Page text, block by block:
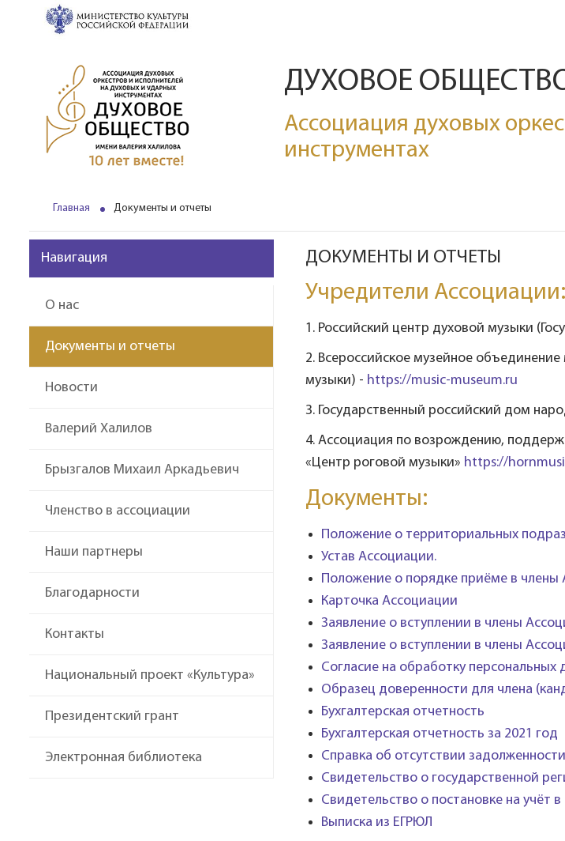
ДУХОВОЕ
Ассоциация духовых
инструментах
Главная Документы и отчеты
Навигация
О нас
Документы и отчеты
Новости
Валерий Халилов
Брызгалов Михаил Аркадьевич
Членство в ассоциации
Наши партнеры
Благодарности
Контакты
Национальный проект «Культура»
Президентский грант
Электронная библиотека
ДОКУМЕНТЫ И ОТЧЕТЫ
Учредители Ассоциации:
1. Российский центр духовой музыки
2. Всероссийское музейное
музыки) - https://music-museum.ru
3. Государственный российский дом
4. Ассоциация по возрождению,
«Центр роговой музыки» https://
Документы:
Положение о территориальных
Устав Ассоциации.
Положение о порядке приёме в члены
Карточка Ассоциации
Заявление о вступлении в члены
Заявление о вступлении в члены
Согласие на обработку персональных
Образец доверенности для члена
Бухгалтерская отчетность
Бухгалтерская отчетность за 2021 год
Справка об отсутствии
Свидетельство о государственной
Свидетельство о постановке на учёт
Выписка из ЕГРЮЛ